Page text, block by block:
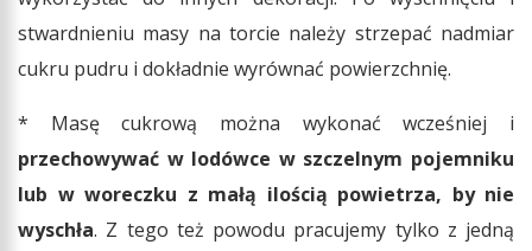
stwardnieniu masy na torcie należy strzepać nadmiar
cukru pudru i dokładnie wyrównać powierzchnię.
* Masę cukrową można wykonać wcześniej i
przechowywać w lodówce w szczelnym pojemniku
lub w woreczku z małą ilością powietrza, by nie
wyschła. Z tego też powodu pracujemy tylko z jedną